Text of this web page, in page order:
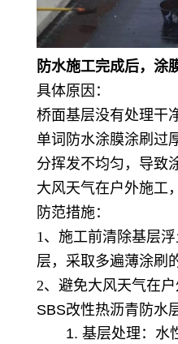
防水施工完成后，涂
具体原因：
桥面基层没有处理干
单词防水涂膜涂刷过
分挥发不均匀，导致
大风天气在户外施工
防范措施：
1、施工前清除基层
层，采取多遍薄涂刷
2、避免大风天气在户
SBS改性热沥青防水
1. 基层处理：水性